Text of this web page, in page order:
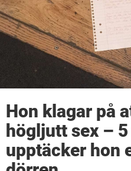
Hon klagar på
högljutt sex –
upptäcker hon